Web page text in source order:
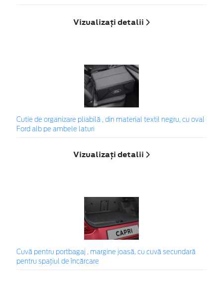
Vizualizați detalii
Cutie de organizare pliabilă , din material textil negru, cu oval
Ford alb pe ambele laturi
Vizualizați detalii
Cuvă pentru portbagaj , margine joasă, cu cuvă secundară
pentru spațiul de încărcare